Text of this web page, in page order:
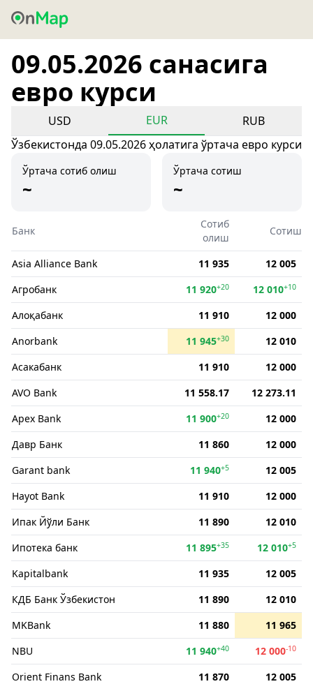
09.05.2026 санасига
евро курси
USD EUR
RUB
Ўзбекистонда 09.05.2026 ҳолатига ўртача евро курси
Ўртача сотиб олиш
~
Ўртача сотиш
~
Банк
Сотиб
олиш
Сотиш
Asia Alliance Bank 11 935
12 005
Агробанк
11 920+20 12 010+10
Алоқабанк 11 910
12 000
Anorbank
11 945+30
12 010
Асакабанк
11 910
12 000
AVO Bank
11 558.17
12 273.11
Apex Bank
11 900+20
12 000
Давр Банк
11 860
12 000
Garant bank
11 940+5
12 005
Hayot Bank
11 910
12 000
Ипак Йўли Банк
11 890
12 010
Ипотека банк
11 895+35 12 010+5
Kapitalbank 11 935
12 005
КДБ Банк Ўзбекистон
11 890
12 010
MKBank
11 880
11 965
NBU
11 940+40 12 000-10
Orient Finans Bank 11 870 12 005